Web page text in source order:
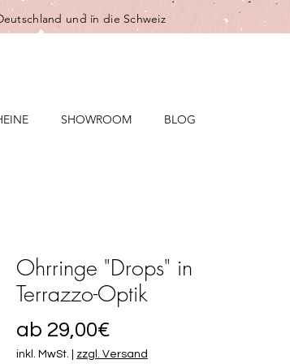
und in die Schweiz
SHOWROOM BLOG
Ohrringe "Drops" in
Terrazzo-Optik
ab 29,00€
Preis
inkl. MwSt. zzgl. Versand